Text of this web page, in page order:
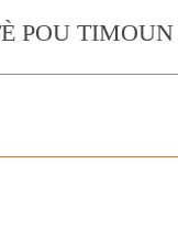
POU